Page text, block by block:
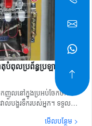
ពុលប្រព័ន្ធប្រឡាក់នៅ
ញួលនៅក្នុងប្រអប់ចែកចាយ
ាលបង្ហូរទឹករបស់អ្នក។ ទទួល
មើលបន្ថែម >